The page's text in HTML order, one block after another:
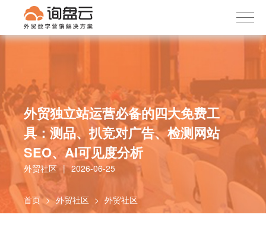
首页
客户案例
内容社区
关于我们
外贸独立站运营必备的四大免费工
具：测品、扒竞对广告、检测网站
SEO、AI可见度分析
外贸社区 | 2026-06-25
首页 > 外贸社区 > 外贸社区
下载APP